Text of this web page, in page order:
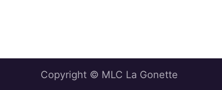
Copyright © MLC La Gonette